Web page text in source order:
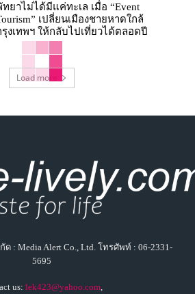
ทยาไม่ได้มีแค่ทะเล เมื่อ “Event
เปลี่ยนเมืองชายหาดใกล้
รุงเทพฯ ให้กลับไปเที่ยวได้ตลอดปี
Load more
: Media Alert Co., Ltd. โทรศัพท์ : 06-2331-
5695
us: lek423@yahoo.com,